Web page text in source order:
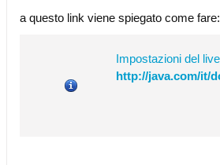
a questo link viene spiegato come fare: